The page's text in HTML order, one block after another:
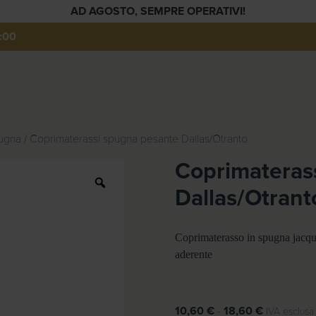
AD AGOSTO, SEMPRE OPERATIVI!
/ Coprimaterassi spugna pesante Dallas/Otranto
Dallas/
Coprimaterasso in spugna
aderente
10,60 € - 18,60 €FIVA esclusa